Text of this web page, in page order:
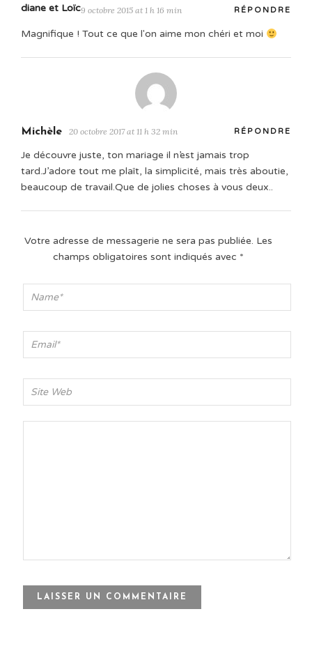
diane et Loïc9 octobre 2015 at 1 h 16 min RÉPONDRE
Magnifique ! Tout ce que l'on aime mon chéri et moi
Michèle 20 octobre 2017 at 11 h 32 min RÉPONDRE
Je découvre juste, ton mariage il n’est jamais trop
tard.J’adore tout me plaît, la simplicité, mais très aboutie,
beaucoup de travail.Que de jolies choses à vous deux..
Votre adresse de messagerie ne sera pas publiée. Les
champs obligatoires sont indiqués avec *